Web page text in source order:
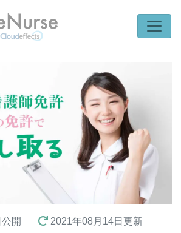
公開 2021年08月14日 更新